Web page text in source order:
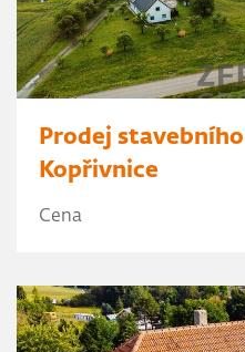
Prodej
Kopřivnice
Cena